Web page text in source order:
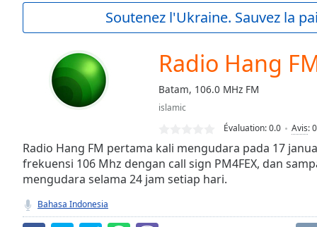
Current
Seek to
currently
behind
Remaining
Time-
Soutenez l'Ukraine. Sauvez la
Radio Hang
Batam, 106.0 MHz FM
islamic
Évaluation:0.0 Avis:0
Radio Hang FM pertama kali mengudara pada 17
frekuensi 106 Mhz dengan call sign PM4FEX, dan
mengudara selama 24 jam setiap hari.
Bahasa Indonesia